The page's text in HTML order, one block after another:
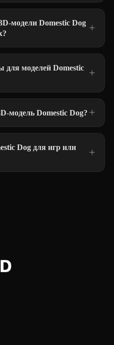
модели Domestic Dog
моделей Domestic
модель Domestic Dog?
Dog для игр или